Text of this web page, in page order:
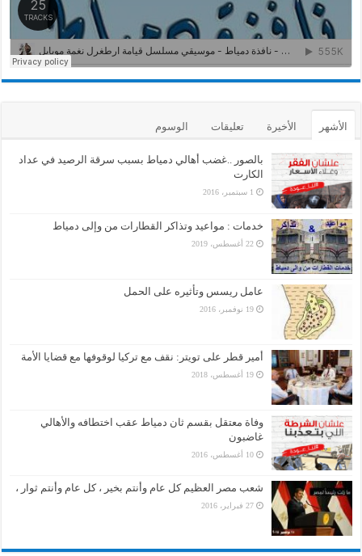
الأشهر الأخيرة تعليقات الوسوم
بالصور ..غضب أهالي دمياط بسبب سرقة الرصيد في عداد
الكارت
1 سبتمبر، 2016
خدمات : مواعيد وتذاكر القطارات من وإلى دمياط
22 أغسطس، 2019
عامل ريسس وتأثيره على الحمل
19 نوفمبر، 2016
أمير قطر على تويتر: نقف مع تركيا لوقوفها مع قضايا الأمة
19 أغسطس، 2018
وفاة معتقل بقسم ثان دمياط عقب اختطافه والأهالي
غاضبون
10 أغسطس، 2016
شعب مصر العظيم كل عام وأنتم بخير ، كل عام وأنتم ثوار ،
27 فبراير، 2016